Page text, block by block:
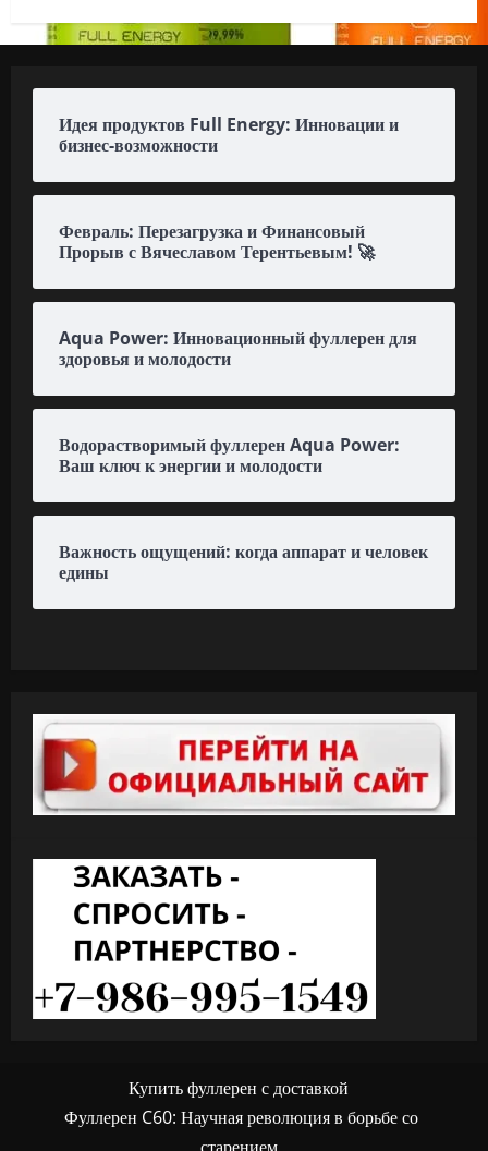
Идея продуктов Full Energy: Инновации и
бизнес-возможности
Февраль: Перезагрузка и Финансовый
Прорыв с Вячеславом Терентьевым! 🚀
Aqua Power: Инновационный фуллерен для
здоровья и молодости
Водорастворимый фуллерен Aqua Power:
Ваш ключ к энергии и молодости
Важность ощущений: когда аппарат и человек
едины
Купить фуллерен с доставкой
Фуллерен C60: Научная революция в борьбе со